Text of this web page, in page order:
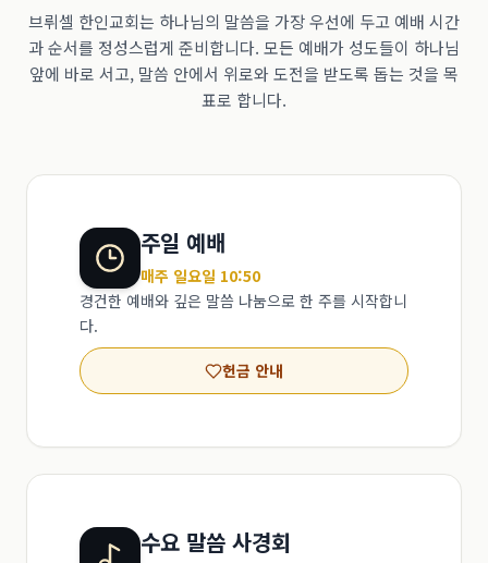
브뤼셀 한인교회는 하나님의 말씀을 가장 우선에 두고 예배 시간
과 순서를 정성스럽게 준비합니다. 모든 예배가 성도들이 하나님
앞에 바로 서고, 말씀 안에서 위로와 도전을 받도록 돕는 것을 목
표로 합니다.
주일 예배
매주 일요일 10:50
경건한 예배와 깊은 말씀 나눔으로 한 주를 시작합니
다.
헌금 안내
수요 말씀 사경회